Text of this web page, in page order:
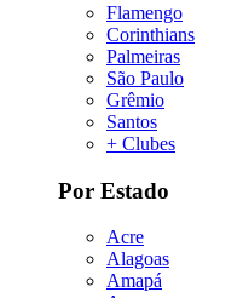
Flamengo
Corinthians
Palmeiras
São Paulo
Grêmio
Santos
+ Clubes
Por Estado
Acre
Alagoas
Amapá